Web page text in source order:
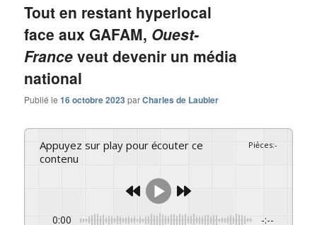
Tout en restant hyperlocal
face aux GAFAM, Ouest-
France veut devenir un média
national
Publié le16 octobre 2023 parCharles de Laubier
Appuyez sur play pour écouter ce
contenu
Pièces:-
0:00 -:--